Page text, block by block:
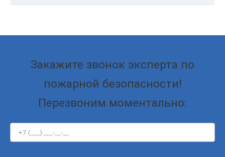
Закажите звонок эксперта по
пожарной безопасности!
Перезвоним моментально: